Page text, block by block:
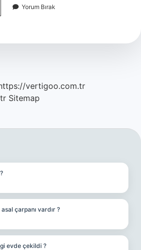
Yorum Bırak
vertigoo.com.tr
Sitemap
asal çarpanı vardır ?
evde çekildi ?